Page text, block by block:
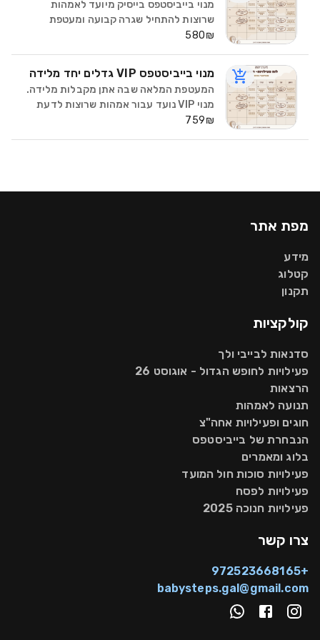
מנוי בייביסטפס בייסיק מיועד לאמהות
שרוצות להתחיל שגרה קבועה ומעטפת
מוסמכות לאחר לידה - פילאטיס
580₪
מנוי בייביסטפס VIP גדלים יחד מלידה
המעטפת המלאה שבה אתן מקבלות מלידה.
מנוי VIP נועד עבור אמהות שרוצות לדעת
שיש להן גב מקצועי, רציף ומכיל, לאורך
759₪
מפת אתר
מידע
קטלוג
תקנון
קולקציות
סדנאות לבייבי ולך
פעילויות לחופש הגדול - אוגוסט 26
הרצאות
תנועה לאמהות
חוגים ופעילויות אחה"צ
הנבחרת של בייביסטפס
בלוג ומאמרים
פעילויות סוכות חול המועד
פעילויות לפסח
פעילויות חנוכה 2025
צרו קשר
+972523668165
babysteps.gal@gmail.com